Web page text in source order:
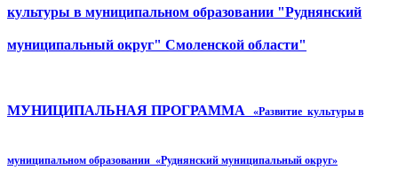
культуры в муниципальном образовании "Руднянский
муниципальный округ" Смоленской области"
МУНИЦИПАЛЬНАЯ ПРОГРАММА «Развитие культуры в
муниципальном образовании «Руднянский муниципальный округ»